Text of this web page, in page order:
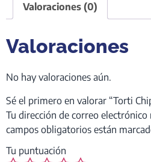
Valoraciones (0)
Valoraciones
No hay valoraciones aún.
Sé el primero en valorar “Torti
Tu dirección de correo electrónico
campos obligatorios están
Tu puntuación